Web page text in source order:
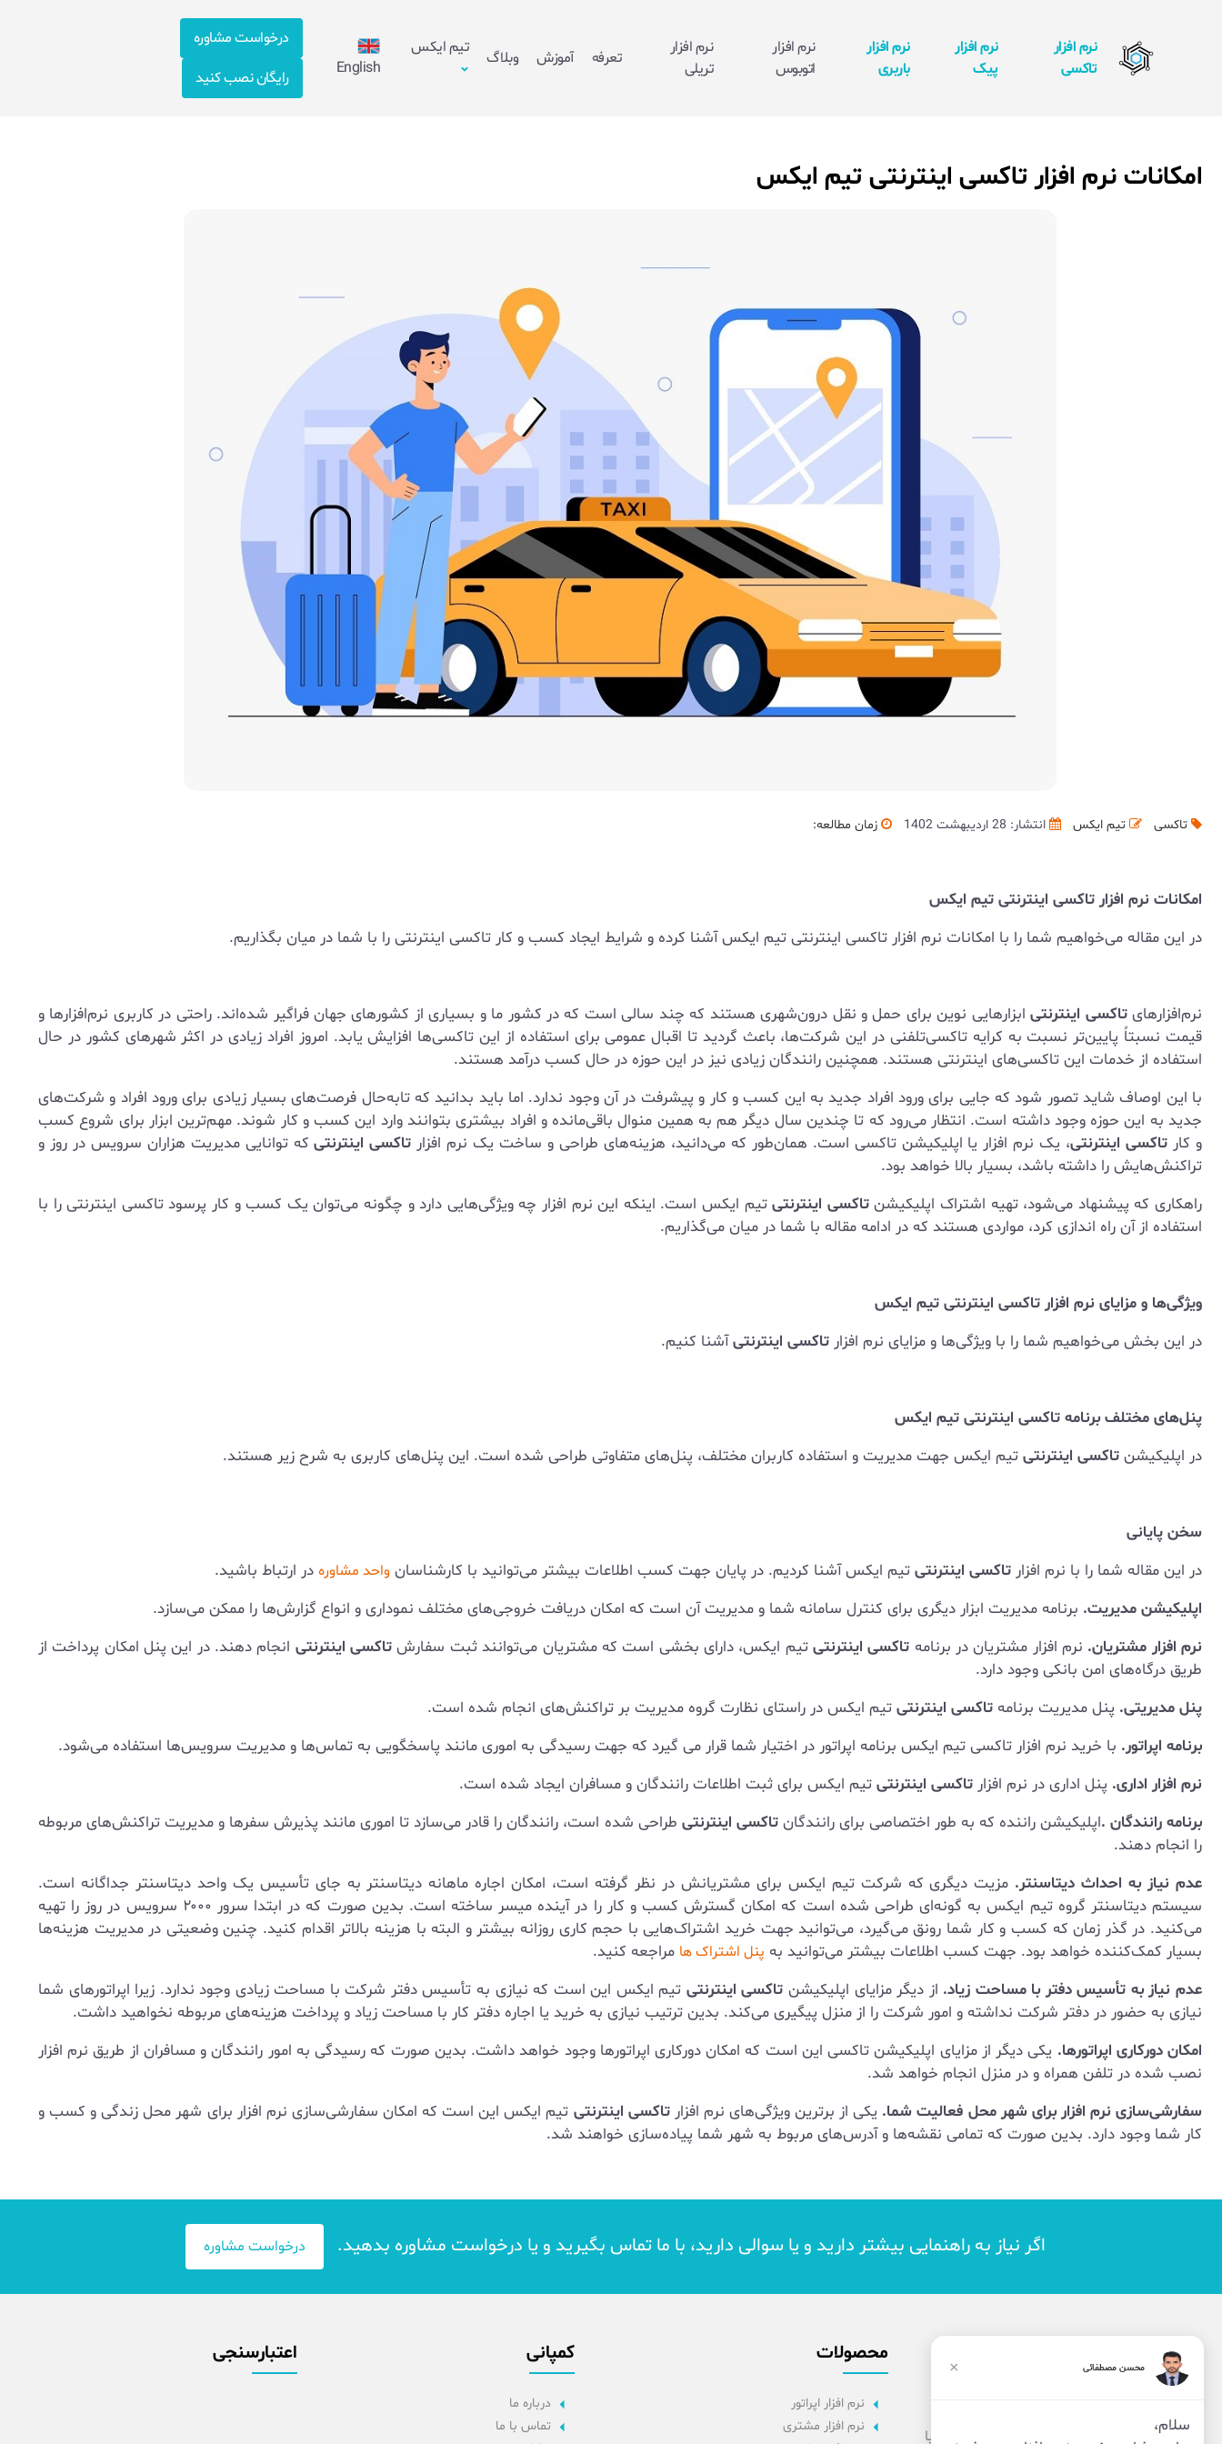
نرم افزار
تاکسی
نرم افزار
پیک
نرم افزار
باربری
نرم افزار
اتوبوس
نرم افزار
تریلی
تعرفه آموزش وبلاگ
تیم ایکس
English
درخواست مشاوره
رایگان نصب کنید
امکانات نرم افزار تاکسی اینترنتی تیم ایکس
تاکسی تیم ایکس انتشار: 28 اردیبهشت 1402 زمان مطالعه:
امکانات نرم افزار تاکسی اینترنتی تیم ایکس
در این مقاله می‌خواهیم شما را با امکانات نرم افزار تاکسی اینترنتی تیم ایکس آشنا کرده و شرایط ایجاد کسب و کار تاکسی اینترنتی را با شما در میان بگذاریم.
نرم‌افزارهایتاکسی اینترنتیابزارهایی نوین برای حمل و نقل درون‌شهری هستند که چند سالی است که در کشور ما و بسیاری از کشورهای جهان فراگیر شده‌اند. راحتی در کاربری نرم‌افزارها و
قیمت نسبتاً پایین‌تر نسبت به کرایه تاکسی‌تلفنی در این شرکت‌ها، باعث گردید تا اقبال عمومی برای استفاده از این تاکسی‌ها افزایش یابد. امروز افراد زیادی در اکثر شهرهای کشور در حال
استفاده از خدمات این تاکسی‌های اینترنتی هستند. همچنین رانندگان زیادی نیز در این حوزه در حال کسب درآمد هستند.
با این اوصاف شاید تصور شود که جایی برای ورود افراد جدید به این کسب و کار و پیشرفت در آن وجود ندارد. اما باید بدانید که تابه‌حال فرصت‌های بسیار زیادی برای ورود افراد و شرکت‌های
جدید به این حوزه وجود داشته است. انتظار می‌رود که تا چندین سال دیگر هم به همین منوال باقی‌مانده و افراد بیشتری بتوانند وارد این کسب و کار شوند. مهم‌ترین ابزار برای شروع کسب
و کار تاکسی اینترنتی، یک نرم افزار یا اپلیکیشن تاکسی است. همان‌طور که می‌دانید، هزینه‌های طراحی و ساخت یک نرم افزار تاکسی اینترنتیکه توانایی مدیریت هزاران سرویس در روز و
تراکنش‌هایش را داشته باشد، بسیار بالا خواهد بود.
راهکاری که پیشنهاد می‌شود، تهیه اشتراک اپلیکیشنتاکسی اینترنتیتیم ایکس است. اینکه این نرم افزار چه ویژگی‌هایی دارد و چگونه می‌توان یک کسب و کار پرسود تاکسی‌ اینترنتی را با
استفاده از آن راه اندازی کرد، مواردی هستند که در ادامه مقاله با شما در میان می‌گذاریم.
ویژگی‌ها و مزایای نرم افزار تاکسی اینترنتی تیم ایکس
در این بخش می‌خواهیم شما را با ویژگی‌ها و مزایای نرم افزار تاکسی اینترنتیآشنا کنیم.
پنل‌های مختلف برنامه تاکسی اینترنتی تیم ایکس
در اپلیکیشن تاکسی اینترنتی تیم ایکس جهت مدیریت و استفاده کاربران مختلف، پنل‌های متفاوتی طراحی شده است. این پنل‌های کاربری به شرح زیر هستند.
سخن پایانی
در این مقاله شما را با نرم افزار تاکسی اینترنتی تیم ایکس آشنا کردیم. در پایان جهت کسب اطلاعات بیشتر می‌توانید با کارشناسان واحد مشاوره در ارتباط باشید.
اپلیکیشن مدیریت. برنامه مدیریت ابزار دیگری برای کنترل سامانه شما و مدیریت آن است که امکان دریافت خروجی‌های مختلف نموداری و انواع گزارش‌ها را ممکن می‌سازد.
نرم افزار مشتریان. نرم افزار مشتریان در برنامه تاکسی اینترنتی تیم ایکس، دارای بخشی است که مشتریان می‌توانند ثبت سفارش تاکسی اینترنتی انجام دهند. در این پنل امکان پرداخت از
طریق درگاه‌های امن بانکی وجود دارد.
پنل مدیریتی. پنل مدیریت برنامه تاکسی اینترنتی تیم ایکس در راستای نظارت گروه مدیریت بر تراکنش‌های انجام شده است.
برنامه اپراتور. با خرید نرم افزار تاکسی تیم ایکس برنامه اپراتور در اختیار شما قرار می گیرد که جهت رسیدگی به اموری مانند پاسخگویی به تماس‌ها و مدیریت سرویس‌ها استفاده می‌شود.
نرم افزار اداری. پنل اداری در نرم افزار تاکسی اینترنتی تیم ایکس برای ثبت اطلاعات رانندگان و مسافران ایجاد شده است.
برنامه رانندگان .اپلیکیشن راننده که به طور اختصاصی برای رانندگانتاکسی اینترنتی طراحی شده است، رانندگان را قادر می‌سازد تا اموری مانند پذیرش سفرها و مدیریت تراکنش‌های مربوطه
را انجام دهند.
عدم نیاز به احداث دیتاسنتر. مزیت دیگری که شرکت تیم ایکس برای مشتریانش در نظر گرفته است، امکان اجاره ماهانه دیتاسنتر به جای تأسیس یک واحد دیتاسنتر جداگانه است.
سیستم دیتاسنتر گروه تیم ایکس به گونه‌ای طراحی شده است که امکان گسترش کسب و کار را در آینده میسر ساخته است. بدین صورت که در ابتدا سرور ۲۰۰۰ سرویس در روز را تهیه
می‌کنید. در گذر زمان که کسب و کار شما رونق می‌گیرد، می‌توانید جهت خرید اشتراک‌هایی با حجم کاری روزانه بیشتر و البته با هزینه بالاتر اقدام کنید. چنین وضعیتی در مدیریت هزینه‌ها
بسیار کمک‌کننده خواهد بود. جهت کسب اطلاعات بیشتر می‌توانید به پنل اشتراک ها مراجعه کنید.
عدم نیاز به تأسیس دفتر با مساحت زیاد. از دیگر مزایای اپلیکیشن تاکسی اینترنتی تیم ایکس این است که نیازی به تأسیس دفتر شرکت با مساحت زیادی وجود ندارد. زیرا اپراتورهای شما
نیازی به حضور در دفتر شرکت نداشته و امور شرکت را از منزل پیگیری می‌کند. بدین ترتیب نیازی به خرید یا اجاره دفتر کار با مساحت زیاد و پرداخت هزینه‌های مربوطه نخواهید داشت.
امکان دورکاری اپراتورها. یکی دیگر از مزایای اپلیکیشن تاکسی این است که امکان دورکاری اپراتورها وجود خواهد داشت. بدین صورت که رسیدگی به امور رانندگان و مسافران از طریق نرم افزار
نصب شده در تلفن همراه و در منزل انجام خواهد شد.
سفارشی‌سازی نرم افزار برای شهر محل فعالیت شما. یکی از برترین ویژگی‌های نرم افزارتاکسی اینترنتی تیم ایکس این است که امکان سفارشی‌سازی نرم افزار برای شهر محل زندگی و کسب و
کار شما وجود دارد. بدین صورت که تمامی نقشه‌ها و آدرس‌های مربوط به شهر شما پیاده‌سازی خواهند شد.
اگر نیاز به راهنمایی بیشتر دارید و یا سوالی دارید، با ما تماس بگیرید و یا درخواست مشاوره بدهید. درخواست مشاوره
شرکت فناوران بامداد بزرگمهر، تیمی از افراد با
محصولات
نرم افزار اپراتور
نرم افزار مشتری
کمپانی
درباره ما
تماس با ما
اعتبارسنجی
محسن مصطفائی ×
سلام،